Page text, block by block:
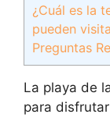
¿Cuál es la
pueden
Preguntas
La playa de
para